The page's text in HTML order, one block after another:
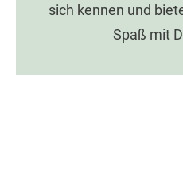
sich kennen und
Spaß mit